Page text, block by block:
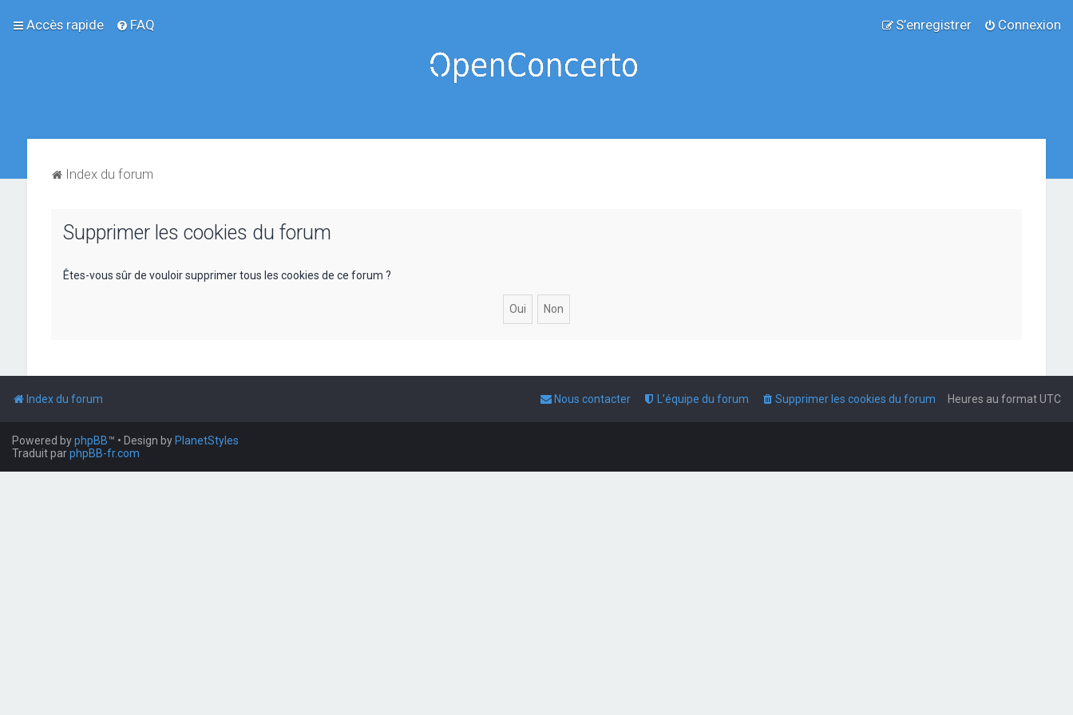
Accès rapide FAQ Connexion
S’enregistrer
Index du forum
Supprimer les cookies du forum
Êtes-vous sûr de vouloir supprimer tous les cookies de ce forum ?
Index du forum Heures au formatUTC
Supprimer les cookies du forum
L’équipe du forum
Nous contacter
Powered byphpBB™ • Design by PlanetStyles
Traduit parphpBB-fr.com